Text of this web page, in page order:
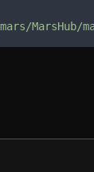
MarsHub/